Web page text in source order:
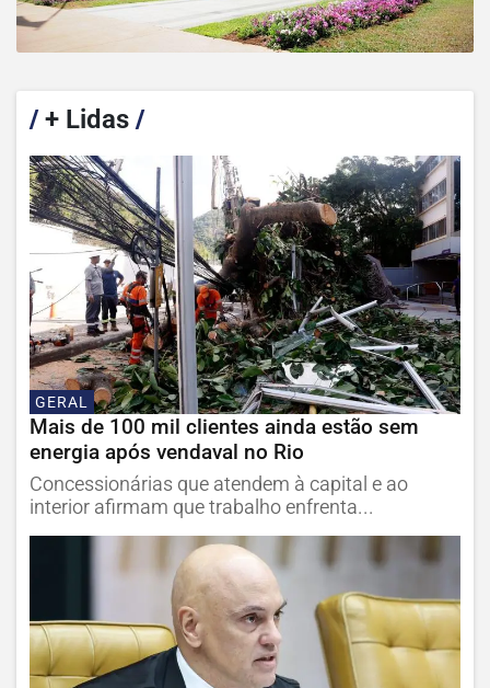
/+ Lidas /
GERAL
Mais de 100 mil clientes ainda estão sem
energia após vendaval no Rio
Concessionárias que atendem à capital e ao
interior afirmam que trabalho enfrenta...